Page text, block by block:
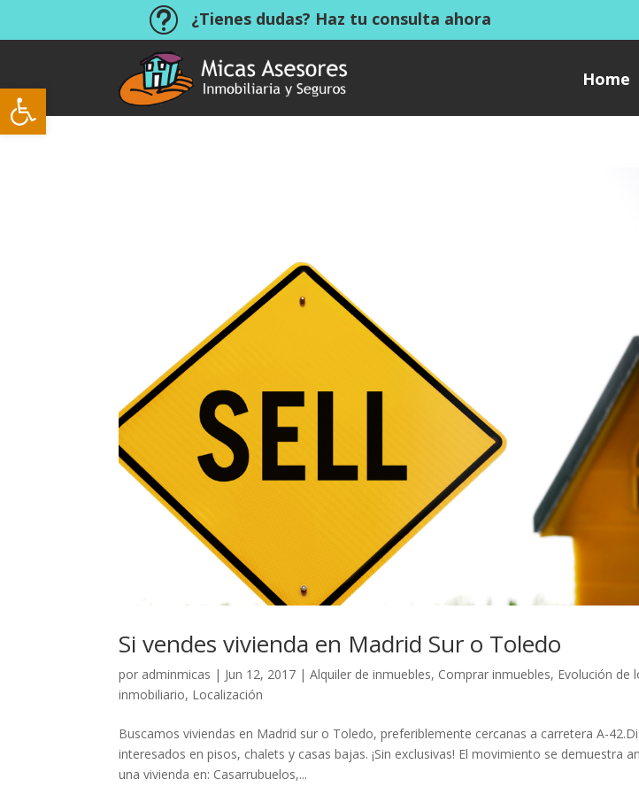
Abrir barra de herramientas
t ¿Tienes dudas? Haz tu consulta ahora
Home
Si vendes vivienda en Madrid Sur o Toledo
por adminmicas | Jun 12, 2017 |Alquiler de inmuebles, Comprar inmuebles, Evolución de
inmobiliario, Localización
Buscamos viviendas en Madrid sur o Toledo, preferiblemente cercanas a carretera A-
interesados en pisos, chalets y casas bajas. ¡Sin exclusivas! El movimiento se demuestra
una vivienda en: Casarrubuelos,...